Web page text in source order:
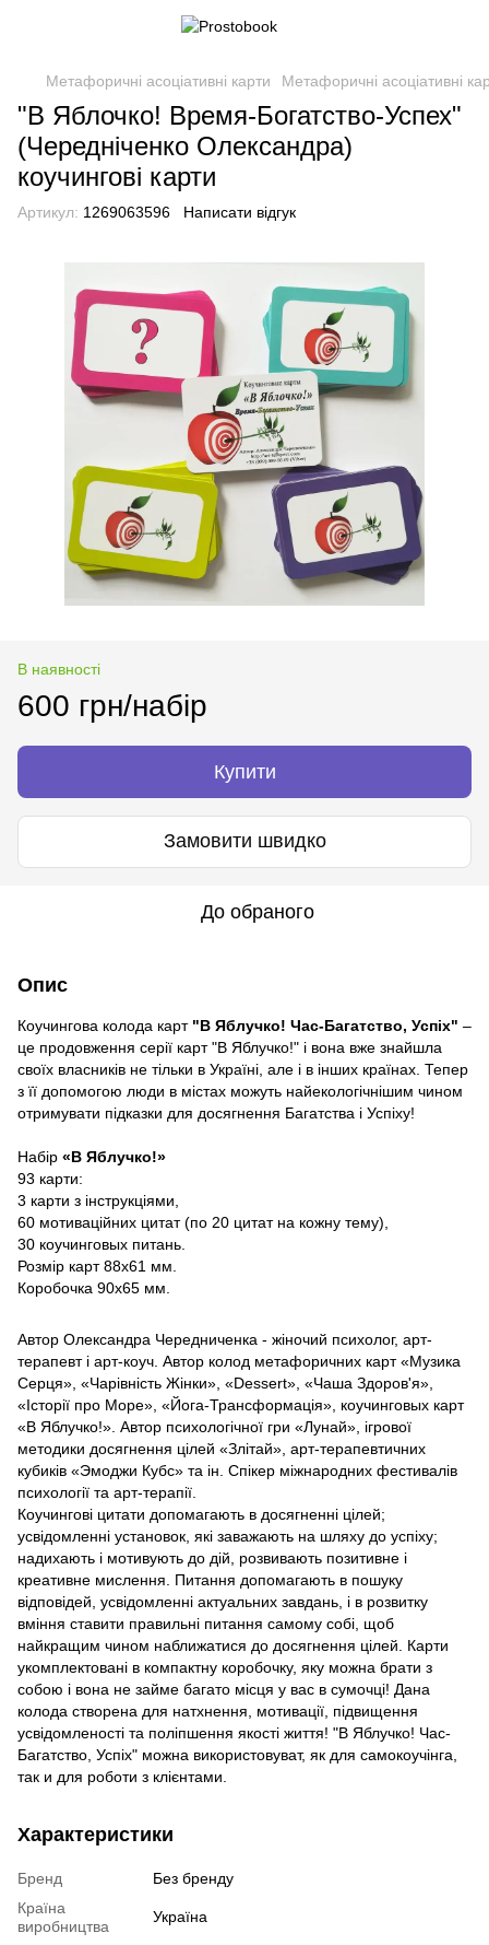
Метафоричні асоціативні карти Метафоричні асоціативні
"В Яблочко! Время-Богатство-Успех"
(Чередніченко Олександра)
коучингові карти
Артикул: 1269063596 Написати відгук
В наявності
600 грн/набір
Купити
Замовити швидко
До обраного
Опис
Коучингова колода карт "В Яблучко! Час-Багатство, Успіх" –
це продовження серії карт "В Яблучко!" і вона вже знайшла
своїх власників не тільки в Україні, але і в інших країнах. Тепер
з її допомогою люди в містах можуть найекологічнішим чином
отримувати підказки для досягнення Багатства і Успіху!
Набір «В Яблучко!»
93 карти:
3 карти з інструкціями,
60 мотиваційних цитат (по 20 цитат на кожну тему),
30 коучинговых питань.
Розмір карт 88х61 мм.
Коробочка 90х65 мм.
Автор Олександра Чередниченка - жіночий психолог, арт-
терапевт і арт-коуч. Автор колод метафоричних карт «Музика
Серця», «Чарівність Жінки», «Dessert», «Чаша Здоров'я»,
«Історії про Море», «Йога-Трансформація», коучинговых карт
«В Яблучко!». Автор психологічної гри «Лунай», ігрової
методики досягнення цілей «Злітай», арт-терапевтичних
кубиків «Эмоджи Кубс» та ін. Спікер міжнародних фестивалів
психології та арт-терапії.
Коучингові цитати допомагають в досягненні цілей;
усвідомленні установок, які заважають на шляху до успіху;
надихають і мотивують до дій, розвивають позитивне і
креативне мислення. Питання допомагають в пошуку
відповідей, усвідомленні актуальних завдань, і в розвитку
вміння ставити правильні питання самому собі, щоб
найкращим чином наближатися до досягнення цілей. Карти
укомплектовані в компактну коробочку, яку можна брати з
собою і вона не займе багато місця у вас в сумочці! Дана
колода створена для натхнення, мотивації, підвищення
усвідомленості та поліпшення якості життя! "В Яблучко! Час-
Багатство, Успіх" можна використовуват, як для самокоучінга,
так и для роботи з клієнтами.
Характеристики
Бренд
Без бренду
Країна
виробництва
Україна